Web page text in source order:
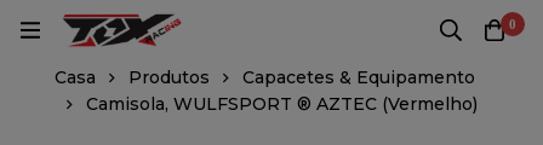
0
Casa Produtos
Capacetes & Equipamento
Camisola, WULFSPORT ® AZTEC (Vermelho)